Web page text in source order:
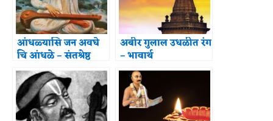
आंधळ्यासि जन अवघे
चि आंधळे – संतश्रेष्ठ
तुकाराम महाराज
(भावार्थ)
अबीर गुलाल उधळीत रंग
– भावार्थ